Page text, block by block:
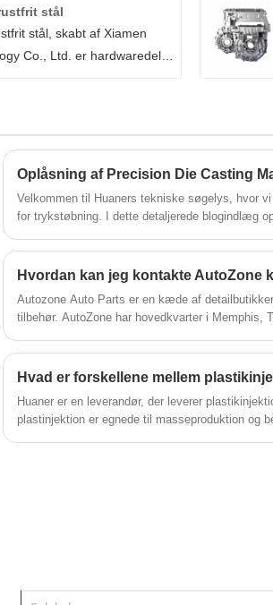
som giver dig mulighed for
beslag og gøre dit hjem
at se.
stål
stål, skabt af Xiamen
Co., Ltd. er hardwaredele
midlertidig støtte og
er påkrævet. Typiske
sammenklappelige
sammenklappelige
justerbare hylder på
midlertidige bordplader.
Oplåsning af Precision Die Casting
Velkommen til Huaners tekniske søgelys, hvor
for trykstøbning. I dette detaljerede blogindlæg
metalfremstilling.
Autozone Auto Parts er en kæde af
tilbehør. AutoZone har hovedkvarter i Memphis,
Hvad er forskellene mellem
Huaner er en leverandør, der leverer
plastinjektion er egnede til masseproduktion og